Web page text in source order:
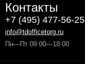
Контакты
+7 (495) 477-56-25
info@tdofficetorg.ru
Пн—Пт 09:00—18:00